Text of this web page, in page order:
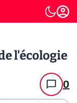
l'écologie
0